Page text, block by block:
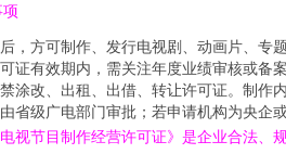
后，方可制作、发行电视剧、动画片、专
可证有效期内，需关注年度业绩审核或备
禁涂改、出租、出借、转让许可证。制作
由省级广电部门审批；若申请机构为央企
视节目制作经营许可证》是企业合法、